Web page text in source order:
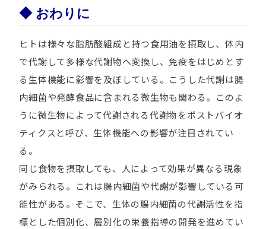
◆ おわりに
ヒトは様々な脂肪酸組成と持つ食用油を摂取し、体内
で代謝して多様な代謝物へ変換し、免疫をはじめとす
る生体機能に影響を及ぼしている。こうした代謝は腸
内細菌や発酵食品に含まれる微生物も関わる。このよ
うに微生物によって代謝される代謝物をポストバイオ
ティクスと呼び、生体機能への影響が注目されてい
る。
同じ食物を摂取しても、人によって効果が異なる現象
がみられる。これは腸内細菌や代謝が影響している可
能性がある。そこで、生体の腸内細菌の代謝活性を指
標とした個別化、層別化の栄養指導の開発を進めてい